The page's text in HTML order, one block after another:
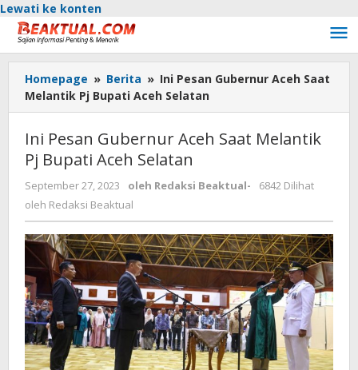
Lewati ke konten
Homepage » Berita » Ini Pesan Gubernur Aceh Saat
Melantik Pj Bupati Aceh Selatan
Ini Pesan Gubernur Aceh Saat Melantik
Pj Bupati Aceh Selatan
September 27, 2023 oleh Redaksi Beaktual-
6842 Dilihat
oleh Redaksi Beaktual